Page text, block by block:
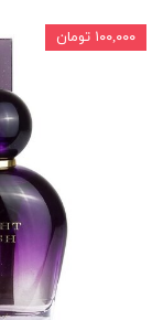
۱۰۰,۰۰۰ تومان